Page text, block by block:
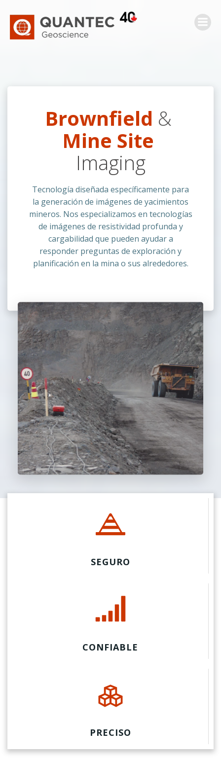
al
contenido
Brownfield &
Mine Site
Imaging
Tecnología diseñada específicamente para
la generación de imágenes de yacimientos
mineros. Nos especializamos en tecnologías
de imágenes de resistividad profunda y
cargabilidad que pueden ayudar a
responder preguntas de exploración y
planificación en la mina o sus alrededores.
SEGURO
CONFIABLE
PRECISO